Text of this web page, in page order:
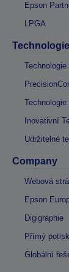
Epson
LPGA
Technologie
Inovativní
Udržitelné
Company
Webová
Epson
Digigraphie
Přímý
Globální